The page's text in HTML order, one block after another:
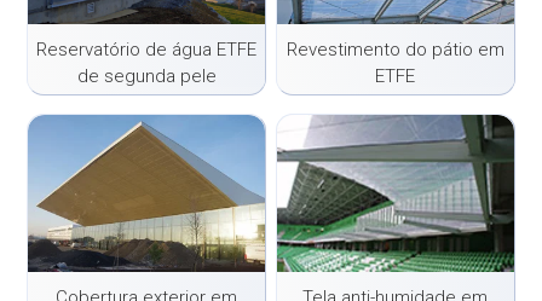
Reservatório de água ETFE
de segunda pele
Revestimento do pátio em
ETFE